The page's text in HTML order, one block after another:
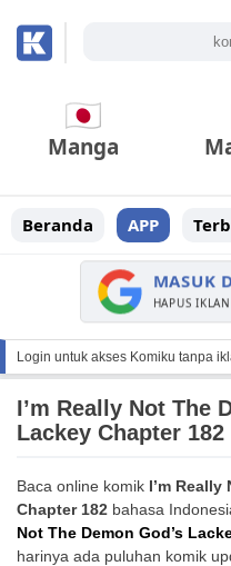
Manga
Beranda APP
MASUK
HAPUS
Login untuk akses Komiku tanpa
I’m Really Not The
Lackey Chapter 182
Baca online komik I’m
Chapter 182 bahasa
Not The Demon God’s
harinya ada puluhan komik